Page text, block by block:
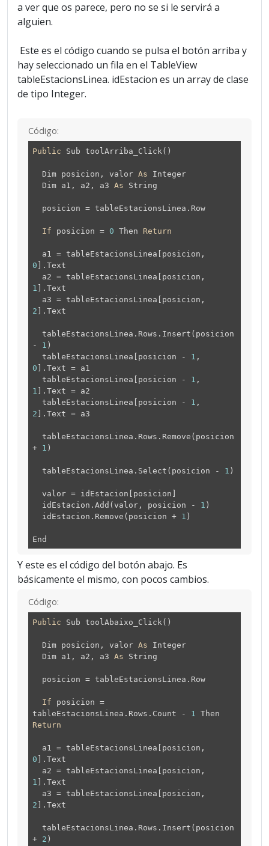
a ver que os parece, pero no se si le servirá a
alguien.
Este es el código cuando se pulsa el botón arriba y
hay seleccionado un fila en el TableView
tableEstacionsLinea. idEstacion es un array de clase
de tipo Integer.
Código:
Public Sub toolArriba_Click()
Dim posicion, valor As Integer
Dim a1, a2, a3 As String
posicion = tableEstacionsLinea.Row
If posicion = 0 Then Return
a1 = tableEstacionsLinea[posicion,
0 ].Text
a2 = tableEstacionsLinea[posicion,
1 ].Text
a3 = tableEstacionsLinea[posicion,
2 ].Text
tableEstacionsLinea.Rows.Insert(posicion
- 1 )
tableEstacionsLinea[posicion - 1 ,
0 ].Text = a1
tableEstacionsLinea[posicion - 1 ,
1 ].Text = a2
tableEstacionsLinea[posicion - 1 ,
2 ].Text = a3
tableEstacionsLinea.Rows.Remove(posicion
+ 1 )
tableEstacionsLinea.Select(posicion - 1 )
valor = idEstacion[posicion]
idEstacion.Add(valor, posicion - 1 )
idEstacion.Remove(posicion + 1 )
End
Y este es el código del botón abajo. Es
básicamente el mismo, con pocos cambios.
Código:
Public Sub toolAbaixo_Click()
Dim posicion, valor As Integer
Dim a1, a2, a3 As String
posicion = tableEstacionsLinea.Row
If posicion =
tableEstacionsLinea.Rows.Count - 1
Then
Return
a1 = tableEstacionsLinea[posicion,
0 ].Text
a2 = tableEstacionsLinea[posicion,
1 ].Text
a3 = tableEstacionsLinea[posicion,
2 ].Text
tableEstacionsLinea.Rows.Insert(posicion
+ 2 )